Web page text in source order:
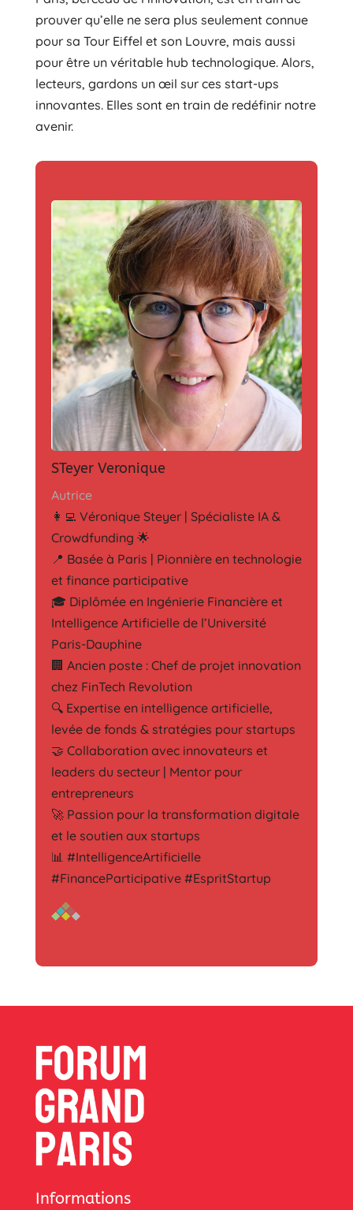
prouver qu’elle ne sera plus seulement connue
pour sa Tour Eiffel et son Louvre, mais aussi
pour être un véritable hub technologique. Alors,
lecteurs, gardons un œil sur ces start-ups
innovantes. Elles sont en train de redéfinir notre
avenir.
STeyer Veronique
Autrice
👩‍💻 Véronique Steyer | Spécialiste IA &
Crowdfunding 🌟
📍 Basée à Paris | Pionnière en technologie
et finance participative
🎓 Diplômée en Ingénierie Financière et
Intelligence Artificielle de l’Université
Paris-Dauphine
🏢 Ancien poste : Chef de projet innovation
chez FinTech Revolution
🔍 Expertise en intelligence artificielle,
levée de fonds & stratégies pour startups
🤝 Collaboration avec innovateurs et
leaders du secteur | Mentor pour
entrepreneurs
🚀 Passion pour la transformation digitale
et le soutien aux startups
📊 #IntelligenceArtificielle
#FinanceParticipative #EspritStartup
Informations